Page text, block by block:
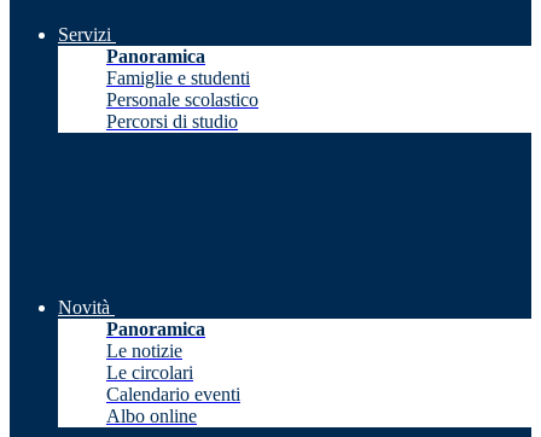
Servizi
Panoramica
Famiglie e studenti
Personale scolastico
Percorsi di studio
Novità
Panoramica
Le notizie
Le circolari
Calendario eventi
Albo online